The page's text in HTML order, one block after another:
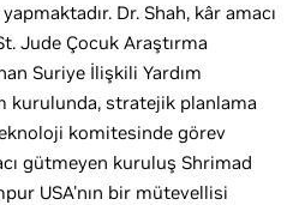
Dr. Shah, kâr amacı
Jude Çocuk Araştırma
Suriye İlişkili Yardım
kurulunda, stratejik planlama
komitesinde görev
gütmeyen kuruluş Shrimad
USA'nın bir mütevellisi